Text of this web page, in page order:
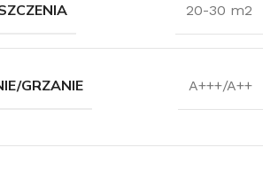
20-30 m2
GRZANIE A+++/A++